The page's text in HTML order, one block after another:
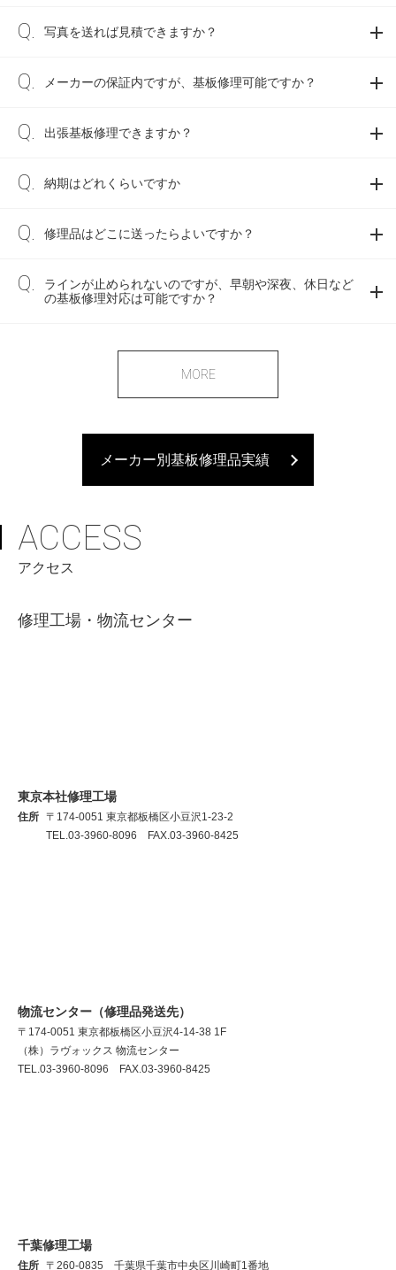
写真を送れば見積できますか？
メーカーの保証内ですが、基板修理可能ですか？
出張基板修理できますか？
納期はどれくらいですか
修理品はどこに送ったらよいですか？
ラインが止められないのですが、早朝や深夜、休日など
の基板修理対応は可能ですか？
MORE
メーカー別基板修理品実績
ACCESS
アクセス
修理工場・物流センター
東京本社修理工場
住所 〒174-0051 東京都板橋区小豆沢1-23-2
TEL.03-3960-8096 FAX.03-3960-8425
物流センター（修理品発送先）
〒174-0051 東京都板橋区小豆沢4-14-38 1F
（株）ラヴォックス 物流センター
TEL.03-3960-8096 FAX.03-3960-8425
千葉修理工場
住所 〒260-0835 千葉県千葉市中央区川崎町1番地